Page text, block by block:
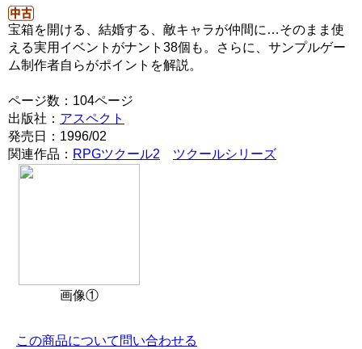
宝箱を開ける、結婚する、敵キャラが仲間に…そのまま使
える実用イベントがナント38個も。さらに、サンプルゲー
ム制作者自らがポイントを解説。
ページ数：104ページ
出版社： アスペクト
発売日：1996/02
関連作品： RPGツクール2 ツクールシリーズ
画像①
この商品について問い合わせる